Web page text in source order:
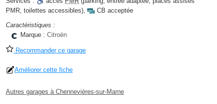
PMR, toilettes accessibles),
CB acceptée
Caractéristiques :
Marque : Citroën
Recommander ce garage
Améliorer cette fiche
Autres garages à Chennevières-sur-Marne